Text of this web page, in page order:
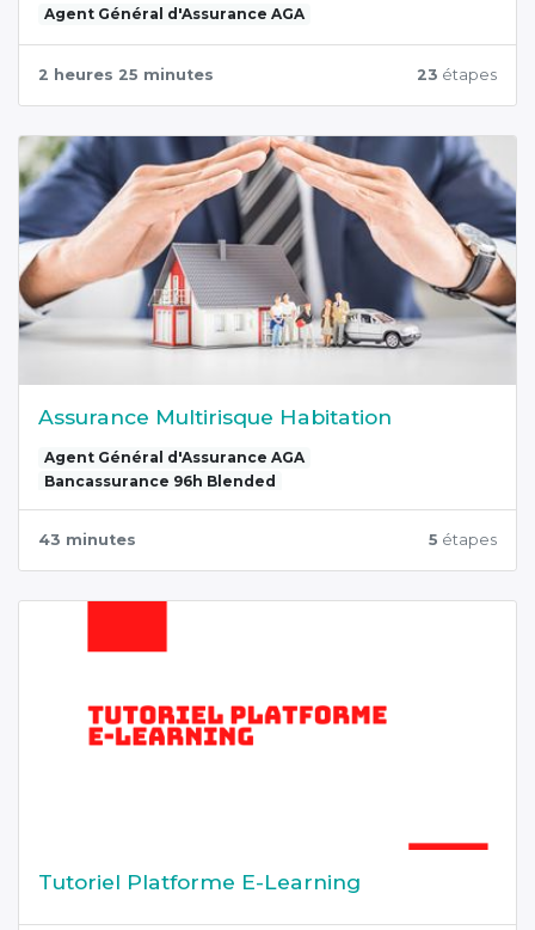
Agent Général d'Assurance AGA
2 heures 25 minutes 23 étapes
Assurance Multirisque Habitation
Agent Général d'Assurance AGA
Bancassurance 96h Blended
43 minutes 5 étapes
Tutoriel Platforme E-Learning